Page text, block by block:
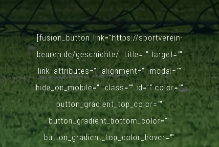
Mittwoch, 5. August 2026
[fusion_button link="https://sportverein-
beuren.de/geschichte/" title="" target=""
link_attributes="" alignment="" modal=""
hide_on_mobile="" class="" id="" color=""
button_gradient_top_color=""
button_gradient_bottom_color=""
button_gradient_top_color_hover=""